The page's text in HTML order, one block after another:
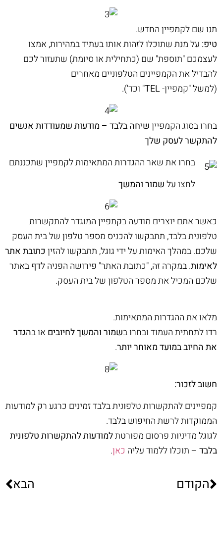
תנו שם לקמפיין החדש.
טיפ: על מנת שתוכלו לזהות אותו בעתיד במהירות, אמצו
לעצמכם "תוספת" שם (כתחילית או סיומת) שתעזור לכם
להבדיל את הקמפיינים הטלפוניים מאחרים
(למשל "קמפיין- TEL" וכד').
בחרו בסוג הקמפייןשיחה בלבד – מודעות שמעודדות אנשים
להתקשר לעסק שלך
בחרו את שאר ההגדרות המתאימות לקמפיין שתכננתם
לחצו עלשמור והמשך
כאשר אתם יוצרים מודעה בקמפיין המוגדר להתקשרות
טלפונית בלבד, תתבקשו להכניס מספר טלפון של בית העסק
שלכם. במהלך האימות על ידי גוגל, תתבקשו להזיןכתובת אתר
לאימות. במקרה זה, "כתובת האתר" פירושה הפניה לדף באתר
שלכם המכיל את מספר הטלפון של בית העסק.
מלאו את ההגדרות המתאימות.
רדו לתחתית העמוד ובחרו בשמור והמשך לחיובים או בהגדר
את החיוב במועד מאוחר יותר.
חשוב לזכור:
קמפיינים להתקשרות טלפונית בלבד זמינים כרגע רק למודעות
הממוקדות לרשת החיפוש בלבד.
לגוגל מדיניות פרסום מפורטתלמודעות להתקשרות טלפונית
בלבד – תוכלו ללמוד עליה כאן.
הקודם הבא